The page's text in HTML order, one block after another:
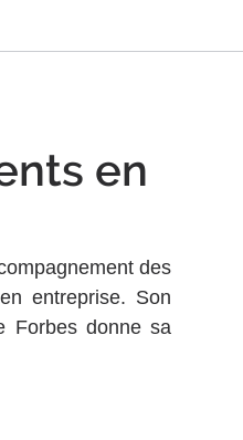
en
des
entreprise. Son
Forbes donne sa